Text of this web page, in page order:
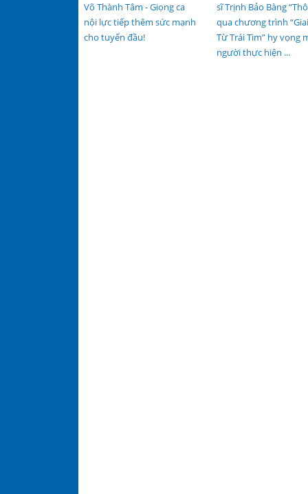
Võ Thành Tâm - Giọng ca
nội lực tiếp thêm sức mạnh
cho tuyến đầu!
sĩ Trịnh Bảo Bàng
qua chương trình
Từ Trái Tim” hy vọng
người thực hiện ...